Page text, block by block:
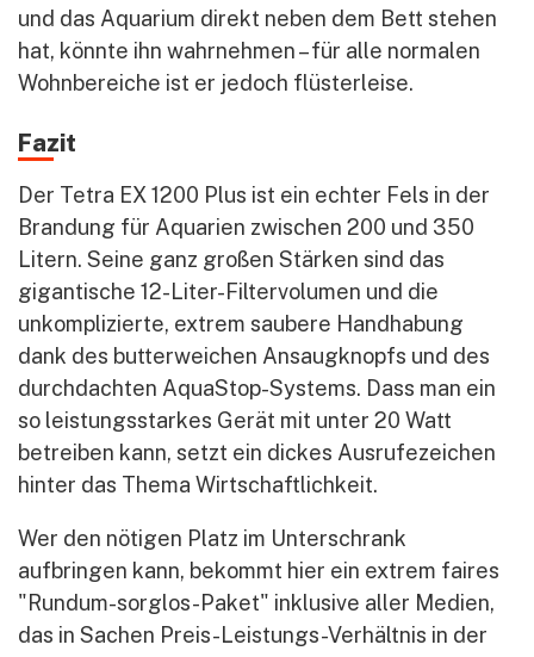
und das Aquarium direkt neben dem Bett stehen
hat, könnte ihn wahrnehmen – für alle normalen
Wohnbereiche ist er jedoch flüsterleise.
Fazit
Der Tetra EX 1200 Plus ist ein echter Fels in der
Brandung für Aquarien zwischen 200 und 350
Litern. Seine ganz großen Stärken sind das
gigantische 12-Liter-Filtervolumen und die
unkomplizierte, extrem saubere Handhabung
dank des butterweichen Ansaugknopfs und des
durchdachten AquaStop-Systems. Dass man ein
so leistungsstarkes Gerät mit unter 20 Watt
betreiben kann, setzt ein dickes Ausrufezeichen
hinter das Thema Wirtschaftlichkeit.
Wer den nötigen Platz im Unterschrank
aufbringen kann, bekommt hier ein extrem faires
"Rundum-sorglos-Paket" inklusive aller Medien,
das in Sachen Preis-Leistungs-Verhältnis in der